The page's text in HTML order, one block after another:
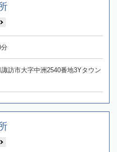
訪市大字中洲2540番地3Yタウン